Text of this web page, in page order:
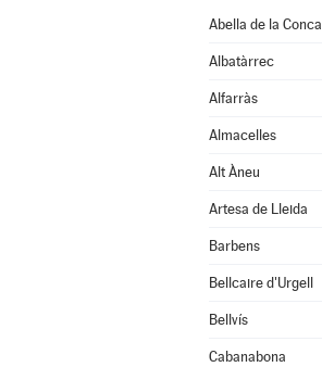
Abella de la Conca
Albatàrrec
Alfarràs
Almacelles
Alt Àneu
Artesa de Lleida
Barbens
Bellcaire d'Urgell
Bellvís
Cabanabona